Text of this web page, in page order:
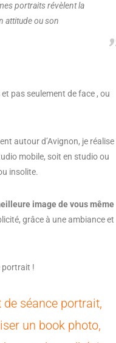
portraits révèlent la
attitude ou son
et pas seulement de face , ou
autour d’Avignon, je réalise
mobile, soit en studio ou
insolite.
image de vous même
grâce à une ambiance et
portrait !
séance portrait,
un book photo,